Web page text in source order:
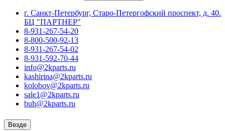
г. Санкт-Петербург, Старо-Петергофский проспект, д. 40.
БЦ "ПАРТНЕР"
8-931-267-54-20
8-800-500-92-13
8-931-267-54-02
8-931-592-70-44
info@2kparts.ru
kashirina@2kparts.ru
kolobov@2kparts.ru
sale1@2kparts.ru
buh@2kparts.ru
Везде